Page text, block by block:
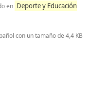
en Deporte y Educación
con un tamaño de 4,4 KB